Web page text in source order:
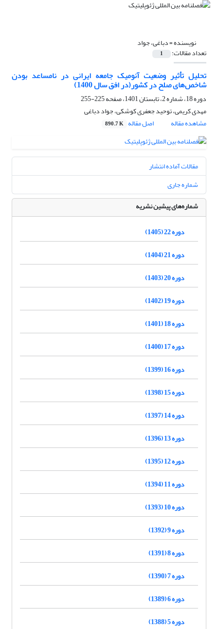
نویسنده =دباغی، جواد
تعداد مقالات: 1
تحلیل تأثیر وضعیت آنومیک جامعه ایرانی در نامساعد بودن
شاخص‌های صلح در کشور(در افق سال 1400)
دوره 18، شماره 2، تابستان 1401، صفحه
225-255
مهدی کریمی، توحید جعفری کوشکی، جواد دباغی
مشاهده مقاله
اصل مقاله 890.7 K
مقالات آماده انتشار
شماره جاری
شماره‌های پیشین نشریه
دوره 22 (1405)
دوره 21 (1404)
دوره 20 (1403)
دوره 19 (1402)
دوره 18 (1401)
دوره 17 (1400)
دوره 16 (1399)
دوره 15 (1398)
دوره 14 (1397)
دوره 13 (1396)
دوره 12 (1395)
دوره 11 (1394)
دوره 10 (1393)
دوره 9 (1392)
دوره 8 (1391)
دوره 7 (1390)
دوره 6 (1389)
دوره 5 (1388)